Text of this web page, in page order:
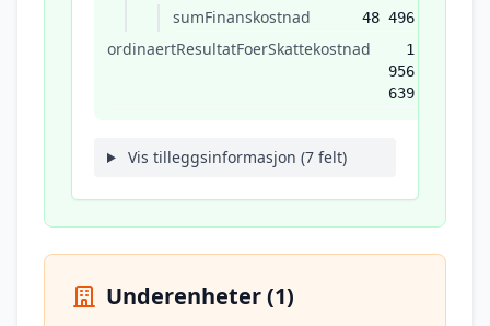
sumFinanskostnad
48 496
ordinaertResultatFoerSkattekostnad
1
956
639
Vis tilleggsinformasjon (7 felt)
Underenheter (1)